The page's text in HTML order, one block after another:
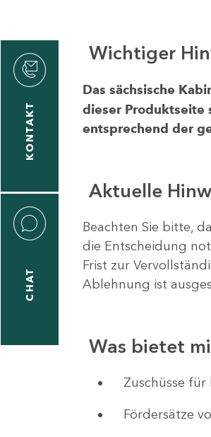
KONTAKT
CHAT
Wichtiger
Das sächsische
dieser Produktseite
entsprechend der
Aktuelle
Beachten Sie bitte,
die Entscheidung
Frist zur
Ablehnung ist
Was bietet
​​​​​​Zuschüsse
Fördersätze